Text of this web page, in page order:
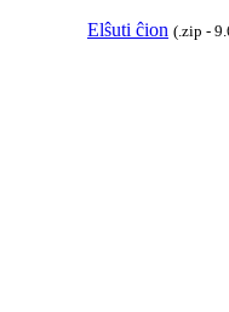
Elŝuti ĉion (.zip -